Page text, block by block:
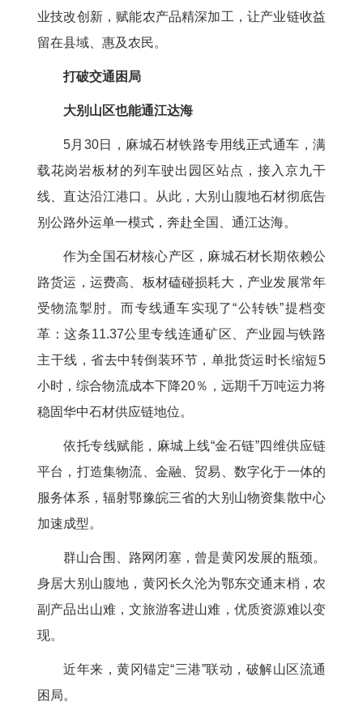
业技改创新，赋能农产品精深加工，让产业链收益
留在县域、惠及农民。
打破交通困局
大别山区也能通江达海
5月30日，麻城石材铁路专用线正式通车，满
载花岗岩板材的列车驶出园区站点，接入京九干
线、直达沿江港口。从此，大别山腹地石材彻底告
别公路外运单一模式，奔赴全国、通江达海。
作为全国石材核心产区，麻城石材长期依赖公
路货运，运费高、板材磕碰损耗大，产业发展常年
受物流掣肘。而专线通车实现了“公转铁”提档变
革：这条11.37公里专线连通矿区、产业园与铁路
主干线，省去中转倒装环节，单批货运时长缩短5
小时，综合物流成本下降20％，远期千万吨运力将
稳固华中石材供应链地位。
依托专线赋能，麻城上线“金石链”四维供应链
平台，打造集物流、金融、贸易、数字化于一体的
服务体系，辐射鄂豫皖三省的大别山物资集散中心
加速成型。
群山合围、路网闭塞，曾是黄冈发展的瓶颈。
身居大别山腹地，黄冈长久沦为鄂东交通末梢，农
副产品出山难，文旅游客进山难，优质资源难以变
现。
近年来，黄冈锚定“三港”联动，破解山区流通
困局。